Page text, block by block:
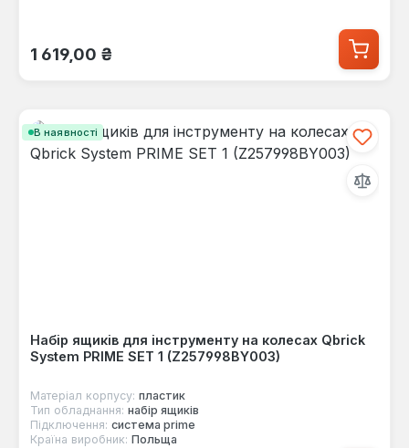
Звичайна ціна:
1 619,00 ₴
В наявності
Набір ящиків для інструменту на колесах Qbrick
System PRIME SET 1 (Z257998BY003)
Матеріал корпусу: пластик
Тип обладнання: набір ящиків
Підключення: система prime
Країна виробник: Польща